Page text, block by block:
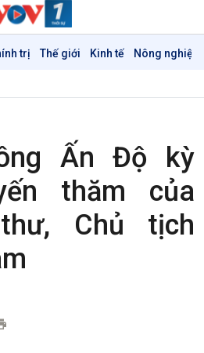
trị Thế giới Kinh tế Nông nghiệp
Ấn Độ kỳ
thăm của
Chủ tịch